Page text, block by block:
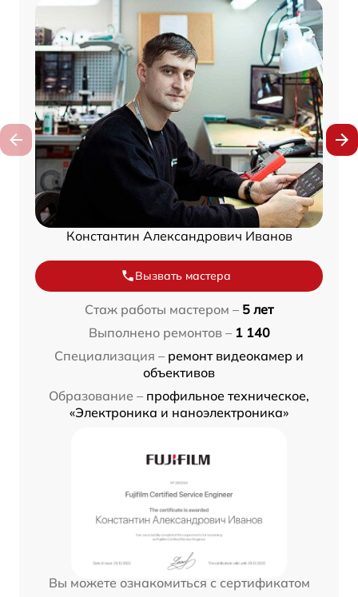
Константин Александрович Иванов
Вызвать мастера
Стаж работы мастером – 5 лет
Выполнено ремонтов – 1 140
Специализация – ремонт видеокамер и
объективов
Образование – профильное техническое,
«Электроника и наноэлектроника»
Вы можете ознакомиться с сертификатом